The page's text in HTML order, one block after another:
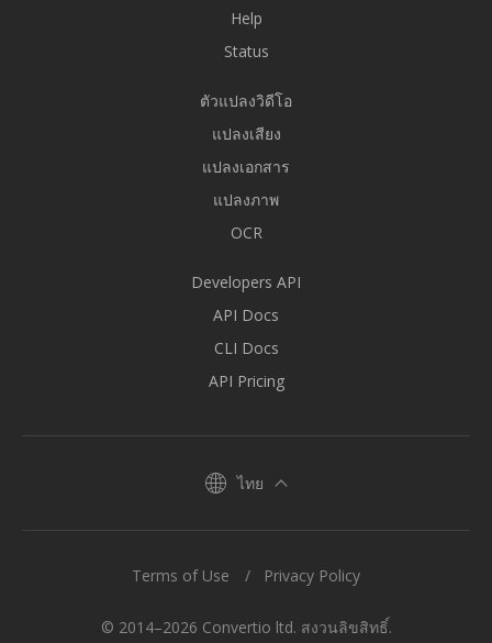
Help
Status
ตัวแปลงวิดีโอ
แปลงเสียง
แปลงเอกสาร
แปลงภาพ
OCR
Developers API
API Docs
CLI Docs
API Pricing
ไทย
© 2014–2026 Convertio ltd. สงวนลิขสิทธิ์.
Terms of Use Privacy Policy